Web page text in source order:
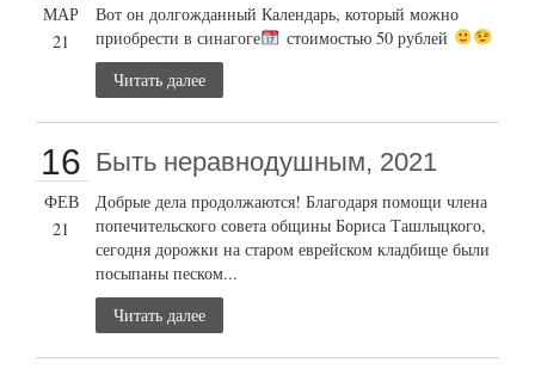
МАР
21
Вот он долгожданный Календарь, который можно
приобрести в синагоге
стоимостью 50 рублей
Читать далее
16
ФЕВ
21
Быть неравнодушным, 2021
Добрые дела продолжаются! Благодаря помощи члена
попечительского совета общины Бориса Ташлыцкого,
сегодня дорожки на старом еврейском кладбище были
посыпаны песком...
Читать далее